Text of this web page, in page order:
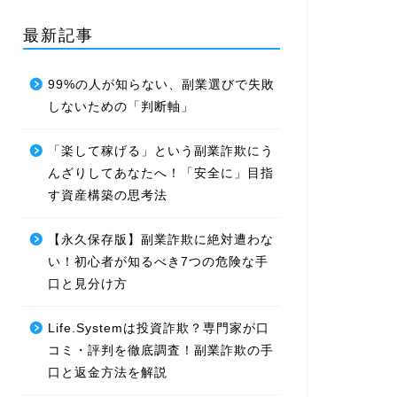
最新記事
99%の人が知らない、副業選びで失敗
しないための「判断軸」
「楽して稼げる」という副業詐欺にう
んざりしてあなたへ！「安全に」目指
す資産構築の思考法
【永久保存版】副業詐欺に絶対遭わな
い！初心者が知るべき7つの危険な手
口と見分け方
Life.Systemは投資詐欺？専門家が口
コミ・評判を徹底調査！副業詐欺の手
口と返金方法を解説